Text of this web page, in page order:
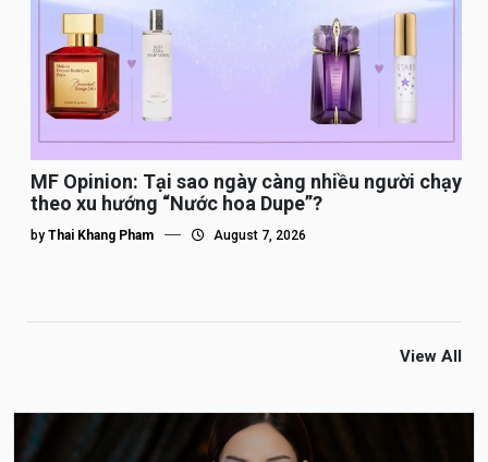
MF Opinion: Tại sao ngày càng nhiều người chạy
theo xu hướng “Nước hoa Dupe”?
by Thai Khang Pham August 7, 2026
View All